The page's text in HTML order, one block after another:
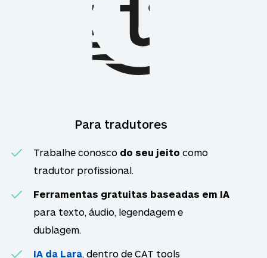
Para tradutores
Trabalhe conosco do seu jeito como
tradutor profissional.
Ferramentas gratuitas baseadas em IA
para texto, áudio, legendagem e
dublagem.
IA da Lara , dentro de CAT tools